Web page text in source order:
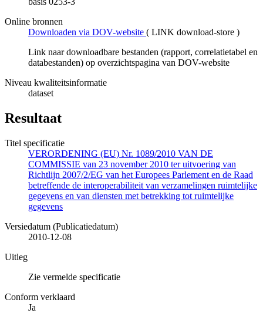
Online bronnen
Downloaden via DOV-website ( LINK download-store )
Link naar downloadbare bestanden (rapport, correlatietabel en
databestanden) op overzichtspagina van DOV-website
Niveau kwaliteitsinformatie
dataset
Resultaat
Titel specificatie
VERORDENING (EU) Nr. 1089/2010 VAN DE
COMMISSIE van 23 november 2010 ter uitvoering van
Richtlijn 2007/2/EG van het Europees Parlement en de Raad
betreffende de interoperabiliteit van verzamelingen ruimtelijke
gegevens en van diensten met betrekking tot ruimtelijke
gegevens
Versiedatum (Publicatiedatum)
2010-12-08
Uitleg
Zie vermelde specificatie
Conform verklaard
Ja